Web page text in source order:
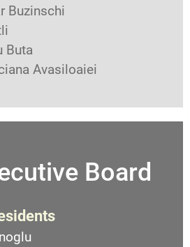
Buzinschi
Buta
Avasiloaiei
Board